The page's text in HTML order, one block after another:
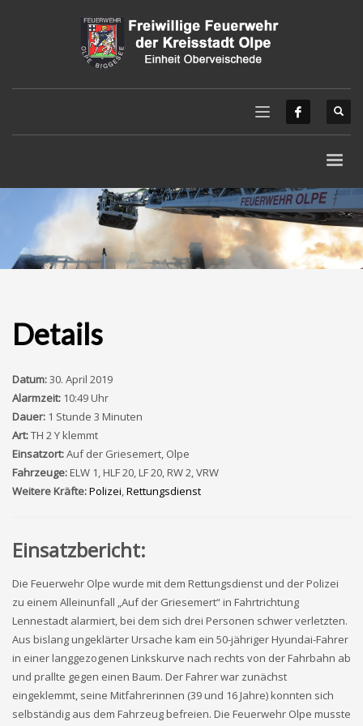
Details
Datum:30. April 2019
Alarmzeit: 10:49 Uhr
Dauer: 1 Stunde 3 Minuten
Art:TH 2 Y klemmt
Einsatzort:Auf der Griesemert, Olpe
Fahrzeuge:ELW 1, HLF 20, LF 20, RW 2, VRW
Weitere Kräfte:Polizei,Rettungsdienst
Einsatzbericht:
Die Feuerwehr Olpe wurde mit dem Rettungsdienst und der Polizei
zu einem Alleinunfall „Auf der Griesemert“ in Fahrtrichtung
Lennestadt alarmiert, bei dem sich drei Personen schwer verletzten.
Aus bislang ungeklärter Ursache kam ein 50-jähriger Hyundai-Fahrer
in einer langgezogenen Linkskurve nach rechts von der Fahrbahn ab
und prallte gegen einen Baum. Der Fahrer war zunächst
eingeklemmt, seine Mitfahrerinnen (39 und 16 Jahre) konnten sich
selbständig aus dem Fahrzeug befreien. Die Feuerwehr Olpe musste